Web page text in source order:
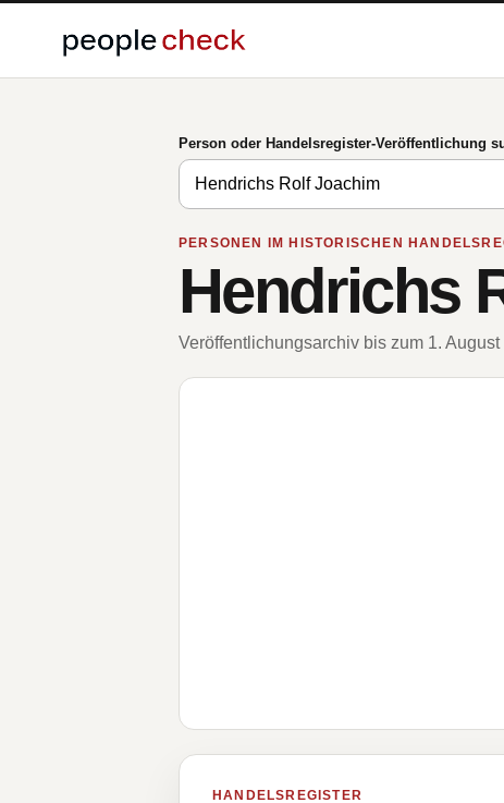
Person oder Handelsregister-Veröffentlichung
PERSONEN IM HISTORISCHEN
Hendrichs
Veröffentlichungsarchiv bis zum 1. August
HANDELSREGISTER